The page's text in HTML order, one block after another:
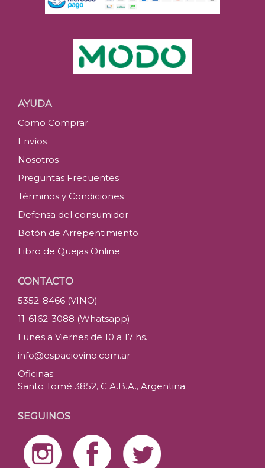
AYUDA
Como Comprar
Envíos
Nosotros
Preguntas Frecuentes
Términos y Condiciones
Defensa del consumidor
Botón de Arrepentimiento
Libro de Quejas Online
CONTACTO
5352-8466 (VINO)
11-6162-3088 (Whatsapp)
Lunes a Viernes de 10 a 17 hs.
info@espaciovino.com.ar
Oficinas:
Santo Tomé 3852, C.A.B.A., Argentina
SEGUINOS